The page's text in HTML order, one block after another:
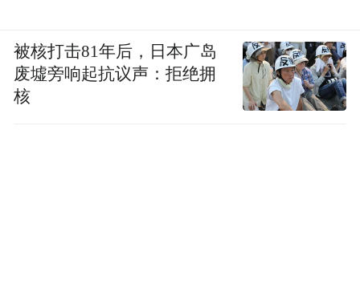
被核打击81年后，日本广岛
废墟旁响起抗议声：拒绝拥
核